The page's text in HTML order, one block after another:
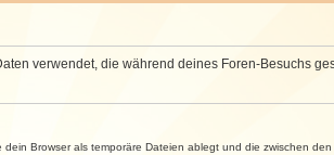
verwendet, die während deines Foren-Besuchs
Browser als temporäre Dateien ablegt und die zwischen